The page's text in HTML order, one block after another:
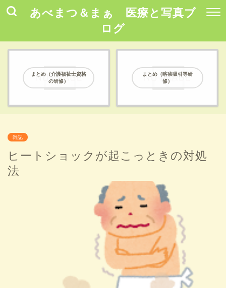
あべまつ＆まぁ 医療と写真ブ
ログ
まとめ（介護福祉士資格
の研修）
まとめ（喀痰吸引等研
修）
雑記
ヒートショックが起こっときの対処
法